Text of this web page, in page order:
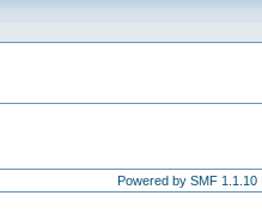
Powered by SMF 1.1.10